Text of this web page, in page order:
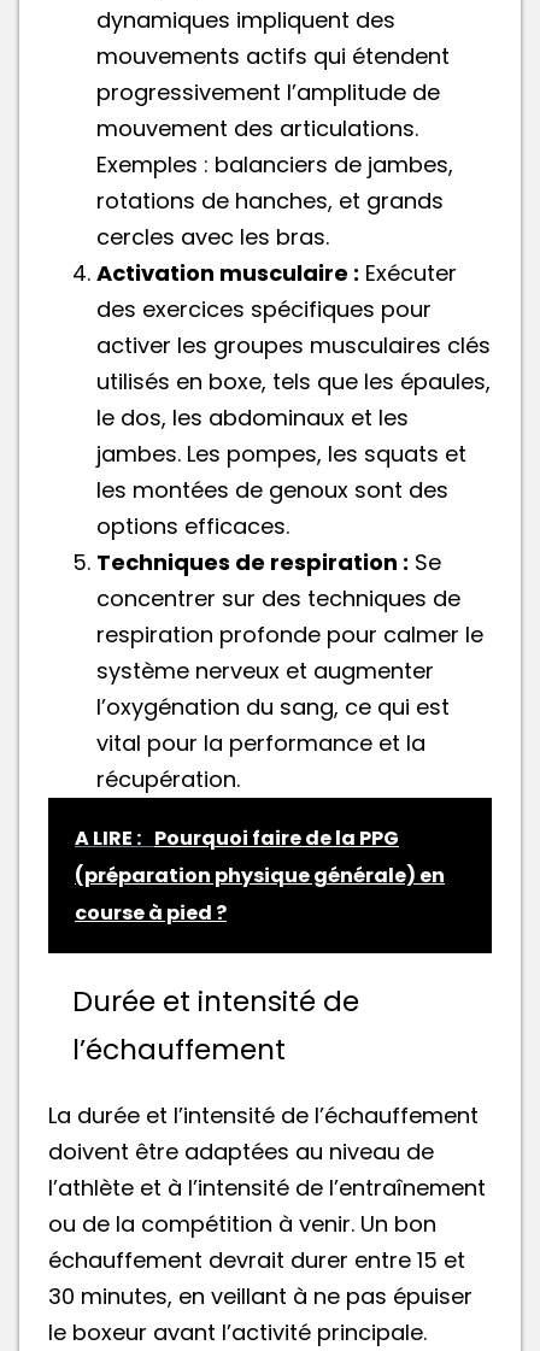
dynamiques impliquent des
mouvements actifs qui étendent
progressivement l’amplitude de
mouvement des articulations.
Exemples : balanciers de jambes,
rotations de hanches, et grands
cercles avec les bras.
Activation musculaire : Exécuter
des exercices spécifiques pour
activer les groupes musculaires clés
utilisés en boxe, tels que les épaules,
le dos, les abdominaux et les
jambes. Les pompes, les squats et
les montées de genoux sont des
options efficaces.
Techniques de respiration : Se
concentrer sur des techniques de
respiration profonde pour calmer le
système nerveux et augmenter
l’oxygénation du sang, ce qui est
vital pour la performance et la
récupération.
A LIRE : Pourquoi faire de la PPG
(préparation physique générale) en
course à pied ?
Durée et intensité de
l’échauffement
La durée et l’intensité de l’échauffement
doivent être adaptées au niveau de
l’athlète et à l’intensité de l’entraînement
ou de la compétition à venir. Un bon
échauffement devrait durer entre 15 et
30 minutes, en veillant à ne pas épuiser
le boxeur avant l’activité principale.